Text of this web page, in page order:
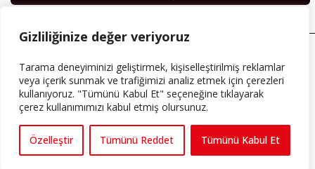
Gizliliğinize değer veriyoruz
Tarama deneyiminizi geliştirmek, kişiselleştirilmiş reklamlar
veya içerik sunmak ve trafiğimizi analiz etmek için çerezleri
kullanıyoruz. "Tümünü Kabul Et" seçeneğine tıklayarak
çerez kullanımımızı kabul etmiş olursunuz.
Özelleştir Tümünü Reddet Tümünü Kabul Et
ABONE OLUN
Her ay Perspektif dergisini edinmek için
abone olabilirsiniz!
Abonelik